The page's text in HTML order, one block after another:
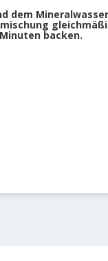
dem
backen.